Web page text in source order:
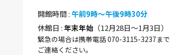
開館時間 午前9時～午後9時30分
休館日 年末年始 （12月28日～1月3日）
緊急の場合は携帯電話 070-3115-3237まで
ご連絡ください。